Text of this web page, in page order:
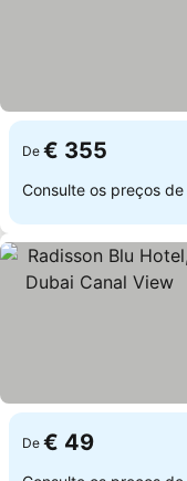
De € 355
Consulte os preços de
De € 49